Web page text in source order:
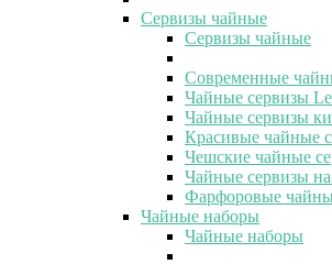
Сервизы чайные
Сервизы чайные
Современные
Чайные сервизы
Чайные сервизы
Красивые чайные
Чешские чайные
Чайные сервизы
Фарфоровые
Чайные наборы
Чайные наборы